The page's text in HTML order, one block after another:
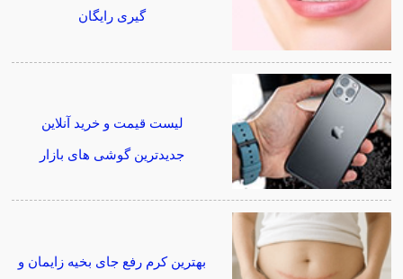
گیری رایگان
لیست قیمت و خرید آنلاین
جدیدترین گوشی های بازار
بهترین کرم رفع جای بخیه زایمان و